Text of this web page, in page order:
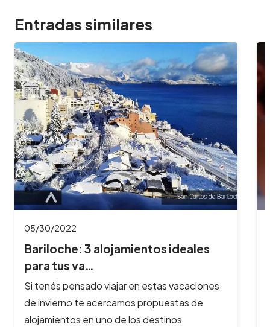
Entradas similares
01/27/2022
Estafas online: consejos para evitar
engaños…
Alquilar por internet hoy en día es una práctica
habitual. El acceso a las redes sociales y a las
plataformas…